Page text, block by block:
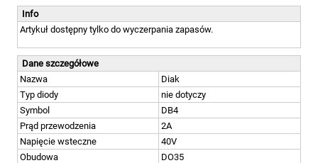
Info
Artykuł dostępny tylko do wyczerpania zapasów.
Dane szczegółowe
Nazwa
Diak
Typ diody
nie dotyczy
Symbol
DB4
Prąd przewodzenia
2A
Napięcie wsteczne
40V
Obudowa
DO35